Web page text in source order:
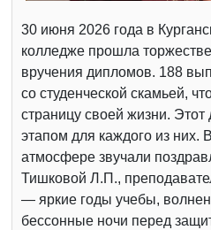
30 июня 2026 года в
колледже прошла
вручения дипломов. 188
со студенческой скамьей,
страницу своей жизни.
этапом для каждого из них.
атмосфере звучали
Тишковой Л.П.,
— яркие годы учебы,
бессонные ночи перед